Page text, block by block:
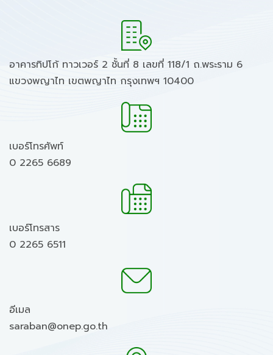
อาคารทิปโก้ ทาวเวอร์ 2 ชั้นที่ 8 เลขที่ 118/1 ถ.พระราม 6
แขวงพญาไท เขตพญาไท กรุงเทพฯ 10400
เบอร์โทรศัพท์
0 2265 6689
เบอร์โทรสาร
0 2265 6511
อีเมล
saraban@onep.go.th